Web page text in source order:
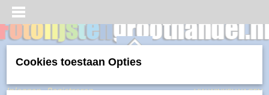
Inloggen Registreren
UW WINKELWAGEN
Cookies toestaan Opties